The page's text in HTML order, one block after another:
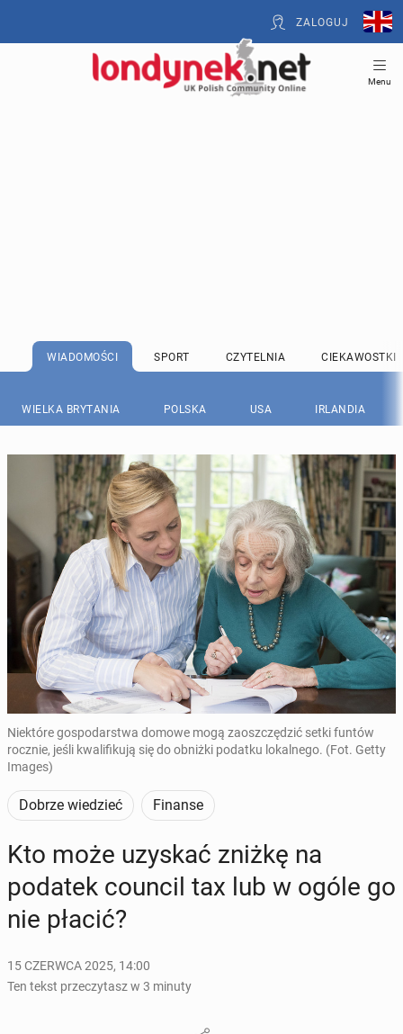
ZALOGUJ
Menu
WIADOMOŚCI SPORT CZYTELNIA CIEKAWOSTKI
WIELKA BRYTANIA POLSKA USA IRLANDIA
Niektóre gospodarstwa domowe mogą zaoszczędzić setki funtów
rocznie, jeśli kwalifikują się do obniżki podatku lokalnego. (Fot. Getty
Images)
Dobrze wiedzieć Finanse
Kto może uzyskać zniżkę na
podatek council tax lub w ogóle go
nie płacić?
15 CZERWCA 2025, 14:00
Ten tekst przeczytasz w 3 minuty